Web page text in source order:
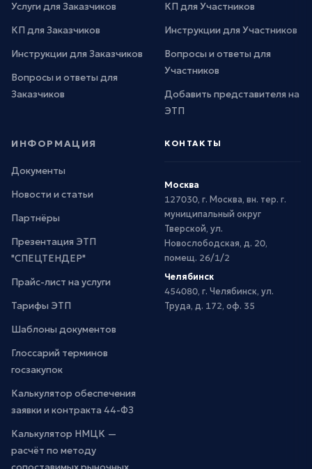
Услуги для Заказчиков
КП для Заказчиков
Инструкции для Заказчиков
Вопросы и ответы для
Заказчиков
КП для Участников
Инструкции для Участников
Вопросы и ответы для
Участников
Добавить представителя на
ЭТП
ИНФОРМАЦИЯ
Документы
Новости и статьи
Партнёры
Презентация ЭТП
"СПЕЦТЕНДЕР"
Прайс-лист на услуги
Тарифы ЭТП
Шаблоны документов
Глоссарий терминов
госзакупок
Калькулятор обеспечения
заявки и контракта 44-ФЗ
Калькулятор НМЦК —
расчёт по методу
КОНТАКТЫ
Москва
127030, г. Москва, вн. тер. г.
муниципальный округ
Тверской, ул.
Новослободская, д. 20,
помещ. 26/1/2
Челябинск
454080, г. Челябинск, ул.
Труда, д. 172, оф. 35